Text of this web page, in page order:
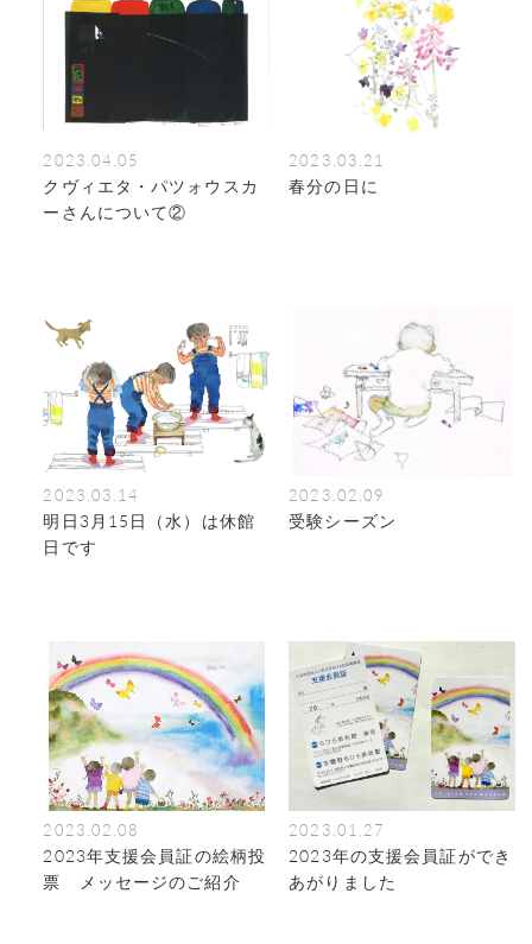
2023.04.05
クヴィエタ・パツォウスカ
ーさんについて②
2023.03.21
春分の日に
2023.03.14
明日3月15日（水）は休館
日です
2023.02.09
受験シーズン
2023.02.08
2023年支援会員証の絵柄投
票 メッセージのご紹介
2023.01.27
2023年の支援会員証ができ
あがりました